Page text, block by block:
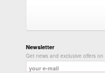
Newsletter
Get news and exclusive offers on